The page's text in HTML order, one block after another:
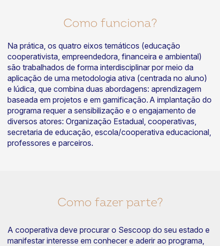
Como funciona?
Na prática, os quatro eixos temáticos (educação
cooperativista, empreendedora, financeira e ambiental)
são trabalhados de forma interdisciplinar por meio da
aplicação de uma metodologia ativa (centrada no aluno)
e lúdica, que combina duas abordagens: aprendizagem
baseada em projetos e em gamificação. A implantação do
programa requer a sensibilização e o engajamento de
diversos atores: Organização Estadual, cooperativas,
secretaria de educação, escola/cooperativa educacional,
professores e parceiros.
Como fazer parte?
A cooperativa deve procurar o Sescoop do seu estado e
manifestar interesse em conhecer e aderir ao programa,